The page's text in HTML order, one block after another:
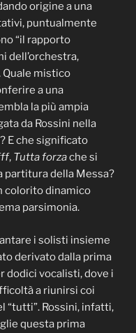
origine a una
puntualmente
“il rapporto
dell’orchestra,
Quale mistico
a una
la più ampia
da Rossini nella
E che significato
, Tutta forzache si
della Messa?
colorito dinamico
parsimonia.
i solisti insieme
derivato dalla prima
dodici vocalisti, dove i
a riunirsi coi
“tutti”. Rossini, infatti,
questa prima